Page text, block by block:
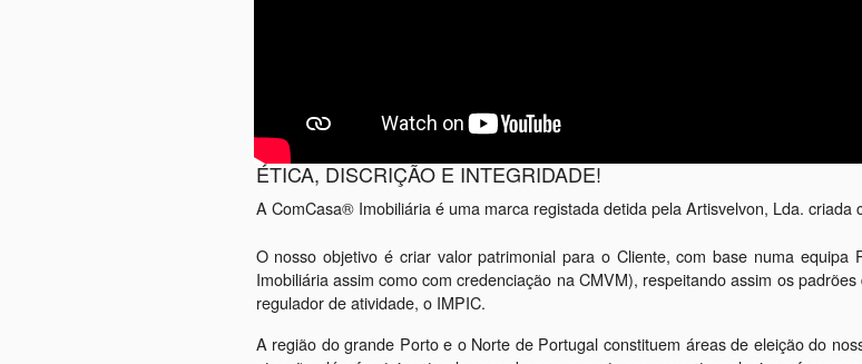
ÉTICA, DISCRIÇÃO E INTEGRIDADE!
A ComCasa® Imobiliária é uma marca registada detida pela Artisvelvon, Lda. criada
O nosso objetivo é criar valor patrimonial para o Cliente, com base numa equipa
Imobiliária assim como com credenciação na CMVM), respeitando assim os
regulador de atividade, o IMPIC.
A região do grande Porto e o Norte de Portugal constituem áreas de eleição do